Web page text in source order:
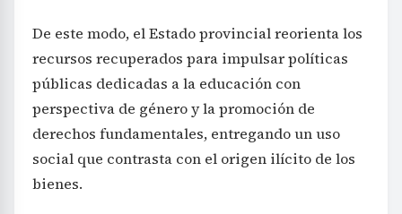
De este modo, el Estado provincial reorienta los
recursos recuperados para impulsar políticas
públicas dedicadas a la educación con
perspectiva de género y la promoción de
derechos fundamentales, entregando un uso
social que contrasta con el origen ilícito de los
bienes.